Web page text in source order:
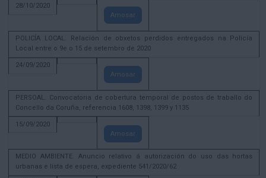
28/10/2020
Amosar
POLICÍA LOCAL. Relación de obxetos perdidos entregados na Policía
Local entre o 9e o 15 de setembro de 2020
24/09/2020
Amosar
PERSOAL. Convocatoria de cobertura temporal de postos de traballo do
Concello da Coruña, referencia 1608, 1398, 1399 y 1135
15/09/2020
Amosar
MEDIO AMBIENTE. Anuncio relativo á autorización do uso das hortas
urbanas e lista de espera, expediente 541/2020/62